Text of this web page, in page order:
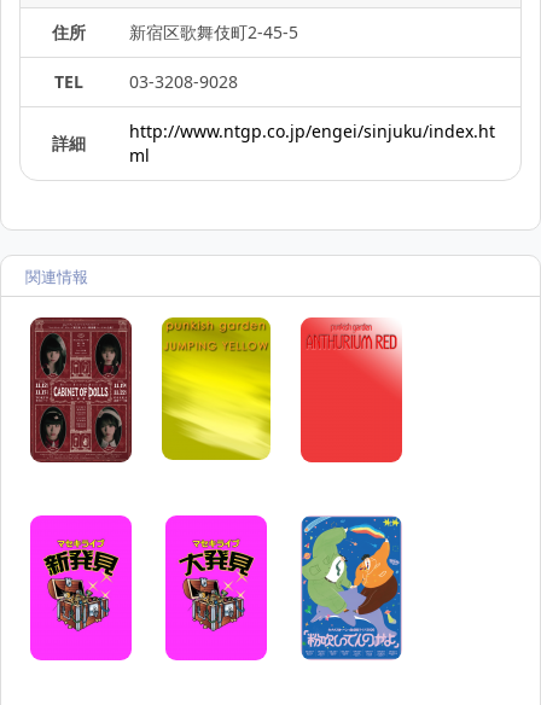
住所 新宿区歌舞伎町2-45-5
TEL 03-3208-9028
詳細
http://www.ntgp.co.jp/engei/sinjuku/index.ht
ml
関連情報